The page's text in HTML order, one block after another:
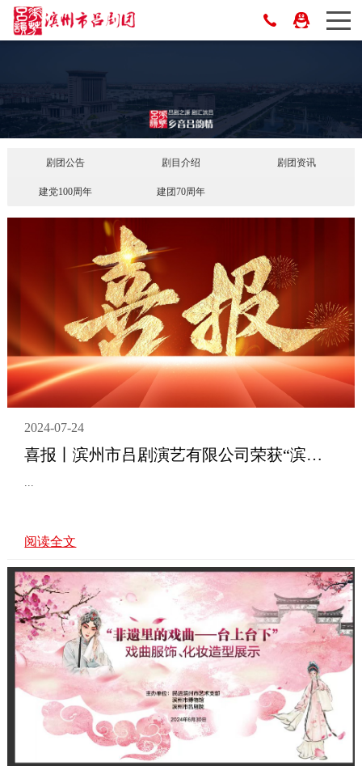
剧团公告 剧目介绍 剧团资讯
建党100周年 建团70周年
2024-07-24
喜报丨滨州市吕剧演艺有限公司荣获“滨州市2024年度十佳‘非遗进校园’亮点工作”称号
...
阅读全文